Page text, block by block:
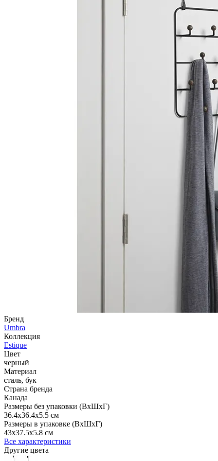
Бренд
Umbra
Коллекция
Estique
Цвет
черный
Материал
сталь, бук
Страна бренда
Канада
Размеры без упаковки (ВхШхГ)
36.4x36.4x5.5 см
Размеры в упаковке (ВхШхГ)
43x37.5x5.8 см
Все характеристики
Другие цвета